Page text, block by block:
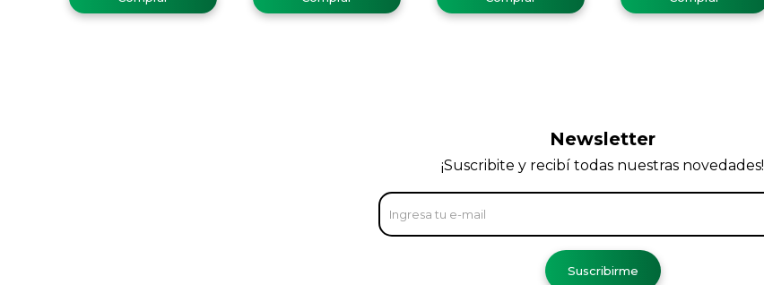
Newsletter
¡Suscribite y recibí todas nuestras novedades!
Suscribirme